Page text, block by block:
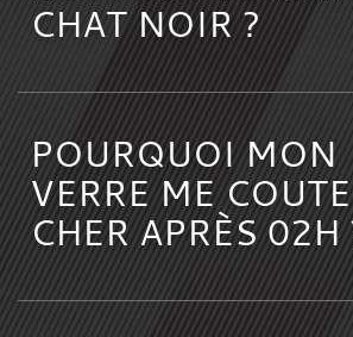
CHAT NOIR ?
POURQUOI MON
VERRE ME
CHER APRÈS 02H